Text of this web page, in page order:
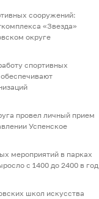
сооружений:
«Звезда»
округе
спортивных
провел личный прием
Успенское
мероприятий в парках
с 1400 до 2400 в год
школ искусства